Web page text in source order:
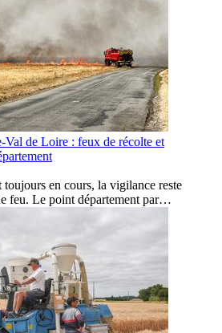
Val de Loire : feux de récolte et
toujours en cours, la vigilance reste
feu. Le point département par…